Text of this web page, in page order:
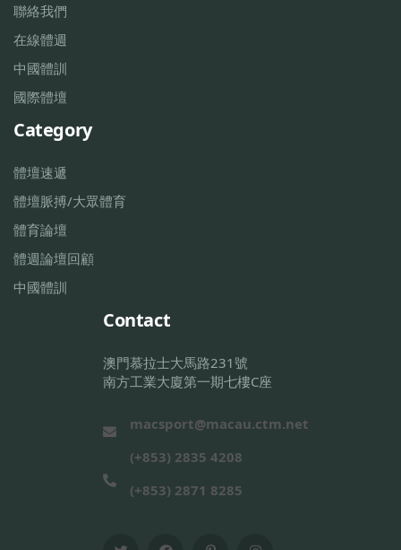
聯絡我們
在線體週
中國體訓
國際體壇
Category
體壇速遞
體壇脈搏/大眾體育
體育論壇
體週論壇回顧
中國體訓
Contact
澳門慕拉士大馬路231號
南方工業大廈第一期七樓C座
macsport@macau.ctm.net
(+853) 2835 4208
(+853) 2871 8285